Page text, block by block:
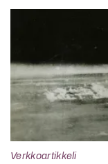
Verkkoartikkeli